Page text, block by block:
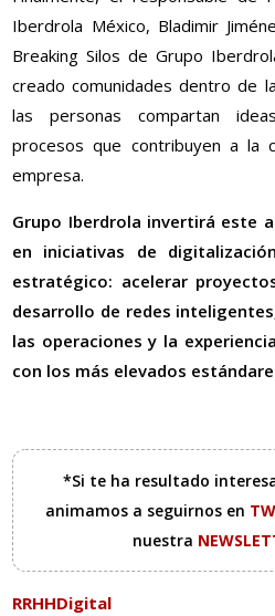
Iberdrola México, Bladimir
Breaking Silos de Grupo
creado comunidades dentro de
las personas compartan
procesos que contribuyen a la
empresa.
Grupo Iberdrola invertirá este
en iniciativas de
estratégico: acelerar
desarrollo de redes
las operaciones y la
con los más elevados
*Si te ha resultado
animamos a seguirnos en
nuestra
RRHHDigital